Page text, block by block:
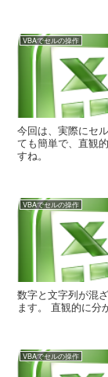
VBAでセルの操作
今回は、実際にセ
ても簡単で、直観
すね。
VBAでセルの操作
数字と文字列が混
ます。 直観的に分
VBAでセルの操作